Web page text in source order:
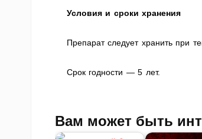
Условия и сроки хранения
Препарат следует хранить при
Срок годности — 5 лет.
Вам может быть